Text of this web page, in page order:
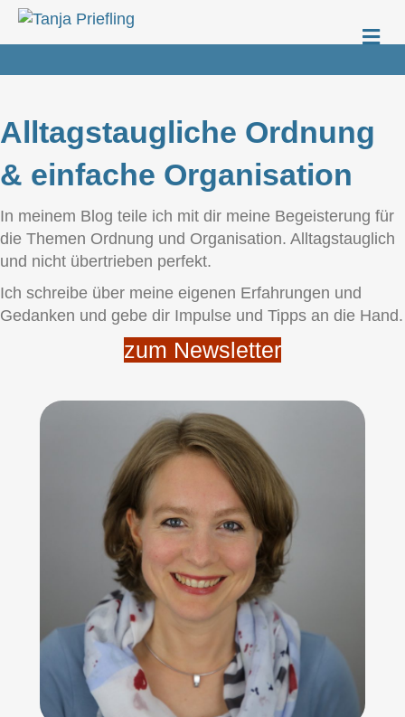
Alltagstaugliche Ordnung
& einfache Organisation
In meinem Blog teile ich mit dir meine Begeisterung für
die Themen Ordnung und Organisation. Alltagstauglich
und nicht übertrieben perfekt.
Ich schreibe über meine eigenen Erfahrungen und
Gedanken und gebe dir Impulse und Tipps an die Hand.
zum Newsletter